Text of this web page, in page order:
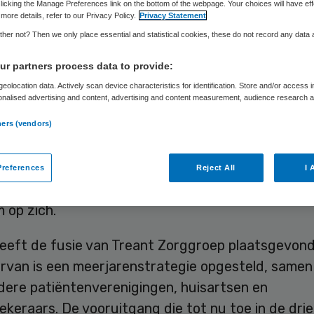
Zorggroep gaat op zoek naar een nieuwe raad
Het bestuurlijk profiel van Marcel Kuin en
nu nodig heeft”, rvb-lid Carla van de Wiel, die
op zich.
de fusie van Treant Zorggroep
is een meerjarenstrategie opgesteld,
patiëntenverenigingen, huisartsen en
De vooruitgang die tot nu toe in de drie
the Manage Preferences link on the bottom of the webpage. Your choices will have
details, refer to our Privacy Policy. Privacy Statement
not? Then we only place essential and statistical cookies, these do not record any data
partners process data to provide:
data. Actively scan device characteristics for identification. Store and/or access
advertising and content, advertising and content measurement, audience research
(vendors)
Reject All I